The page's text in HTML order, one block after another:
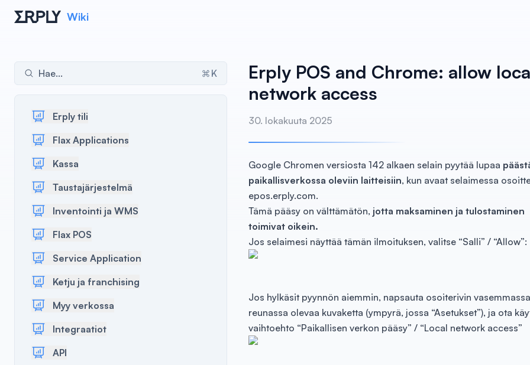
Wiki
Hae... K
Erply tili
Flax Applications
Kassa
Taustajärjestelmä
Inventointi ja WMS
Flax POS
Service Application
Ketju ja franchising
Myy verkossa
Integraatiot
API
Erply POS and Chrome: allow
network access
30. lokakuuta 2025
Google Chromen versiosta 142 alkaen selain pyytää lupaa
paikallisverkossa oleviin laitteisiin, kun avaat selaimessa
epos.erply.com.
Tämä pääsy on välttämätön, jotta maksaminen ja tulostaminen
toimivat oikein.
Jos selaimesi näyttää tämän ilmoituksen, valitse “Salli” / “Allow”:
Jos hylkäsit pyynnön aiemmin, napsauta osoiterivin vasemmassa
reunassa olevaa kuvaketta (ympyrä, jossa “Asetukset”), ja ota
vaihtoehto “Paikallisen verkon pääsy” / “Local network access”